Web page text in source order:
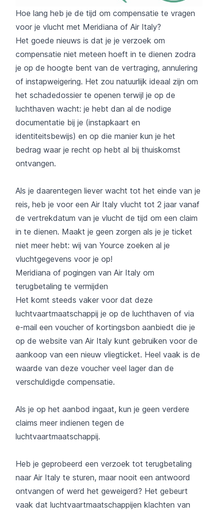
Hoe lang heb je de tijd om compensatie te vragen
voor je vlucht met Meridiana of Air Italy?
Het goede nieuws is dat je je verzoek om
compensatie niet meteen hoeft in te dienen zodra
je op de hoogte bent van de vertraging, annulering
of instapweigering. Het zou natuurlijk ideaal zijn om
het schadedossier te openen terwijl je op de
luchthaven wacht: je hebt dan al de nodige
documentatie bij je (instapkaart en
identiteitsbewijs) en op die manier kun je het
bedrag waar je recht op hebt al bij thuiskomst
ontvangen.
Als je daarentegen liever wacht tot het einde van je
reis, heb je voor een Air Italy vlucht tot 2 jaar vanaf
de vertrekdatum van je vlucht de tijd om een claim
in te dienen. Maakt je geen zorgen als je je ticket
niet meer hebt: wij van Yource zoeken al je
vluchtgegevens voor je op!
Meridiana of pogingen van Air Italy om
terugbetaling te vermijden
Het komt steeds vaker voor dat deze
luchtvaartmaatschappij je op de luchthaven of via
e-mail een voucher of kortingsbon aanbiedt die je
op de website van Air Italy kunt gebruiken voor de
aankoop van een nieuw vliegticket. Heel vaak is de
waarde van deze voucher veel lager dan de
verschuldigde compensatie.
Als je op het aanbod ingaat, kun je geen verdere
claims meer indienen tegen de
luchtvaartmaatschappij.
Heb je geprobeerd een verzoek tot terugbetaling
naar Air Italy te sturen, maar nooit een antwoord
ontvangen of werd het geweigerd? Het gebeurt
vaak dat luchtvaartmaatschappijen klachten van